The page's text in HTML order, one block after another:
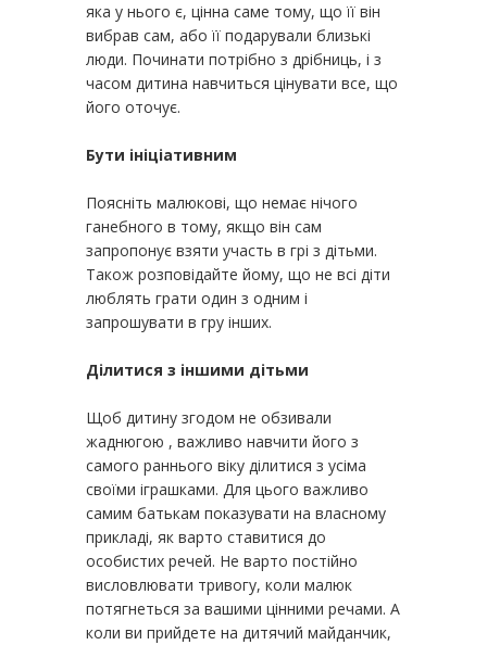
яка у нього є, цінна саме тому, що її він
вибрав сам, або її подарували близькі
люди. Починати потрібно з дрібниць, і з
часом дитина навчиться цінувати все, що
його оточує.
Бути ініціативним
Поясніть малюкові, що немає нічого
ганебного в тому, якщо він сам
запропонує взяти участь в грі з дітьми.
Також розповідайте йому, що не всі діти
люблять грати один з одним і
запрошувати в гру інших.
Ділитися з іншими дітьми
Щоб дитину згодом не обзивали
жаднюгою , важливо навчити його з
самого раннього віку ділитися з усіма
своїми іграшками. Для цього важливо
самим батькам показувати на власному
прикладі, як варто ставитися до
особистих речей. Не варто постійно
висловлювати тривогу, коли малюк
потягнеться за вашими цінними речами. А
коли ви прийдете на дитячий майданчик,